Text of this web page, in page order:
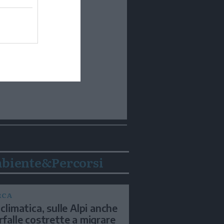
sulle Alpi anche
costrette a migrare